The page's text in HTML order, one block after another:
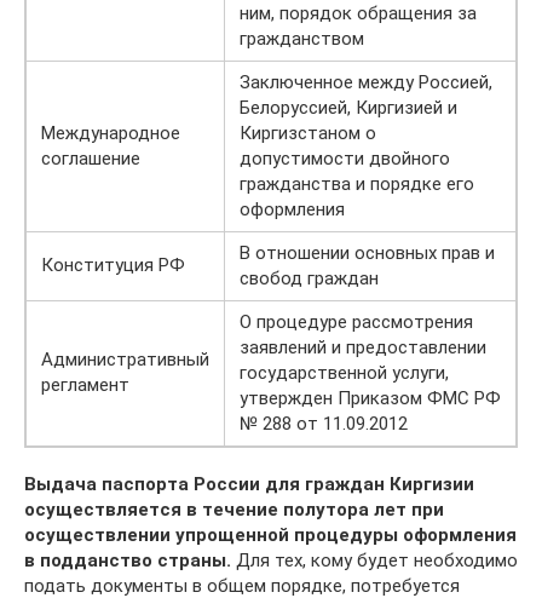
ним, порядок обращения за
гражданством
Международное
соглашение
Заключенное между Россией,
Белоруссией, Киргизией и
Киргизстаном о
допустимости двойного
гражданства и порядке его
оформления
Конституция РФ
В отношении основных прав и
свобод граждан
Административный
регламент
О процедуре рассмотрения
заявлений и предоставлении
государственной услуги,
утвержден Приказом ФМС РФ
№ 288 от 11.09.2012
Выдача паспорта России для граждан Киргизии
осуществляется в течение полутора лет при
осуществлении упрощенной процедуры оформления
в подданство страны. Для тех, кому будет необходимо
подать документы в общем порядке, потребуется